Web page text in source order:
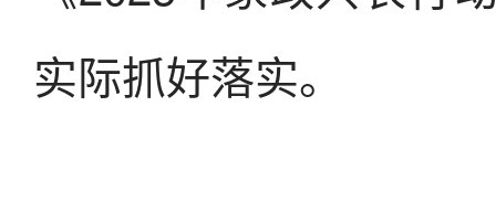
实际抓好落实。